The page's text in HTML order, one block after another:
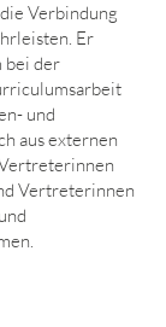
Verbindung
Er
bei der
und
aus externen
Vertreterinnen